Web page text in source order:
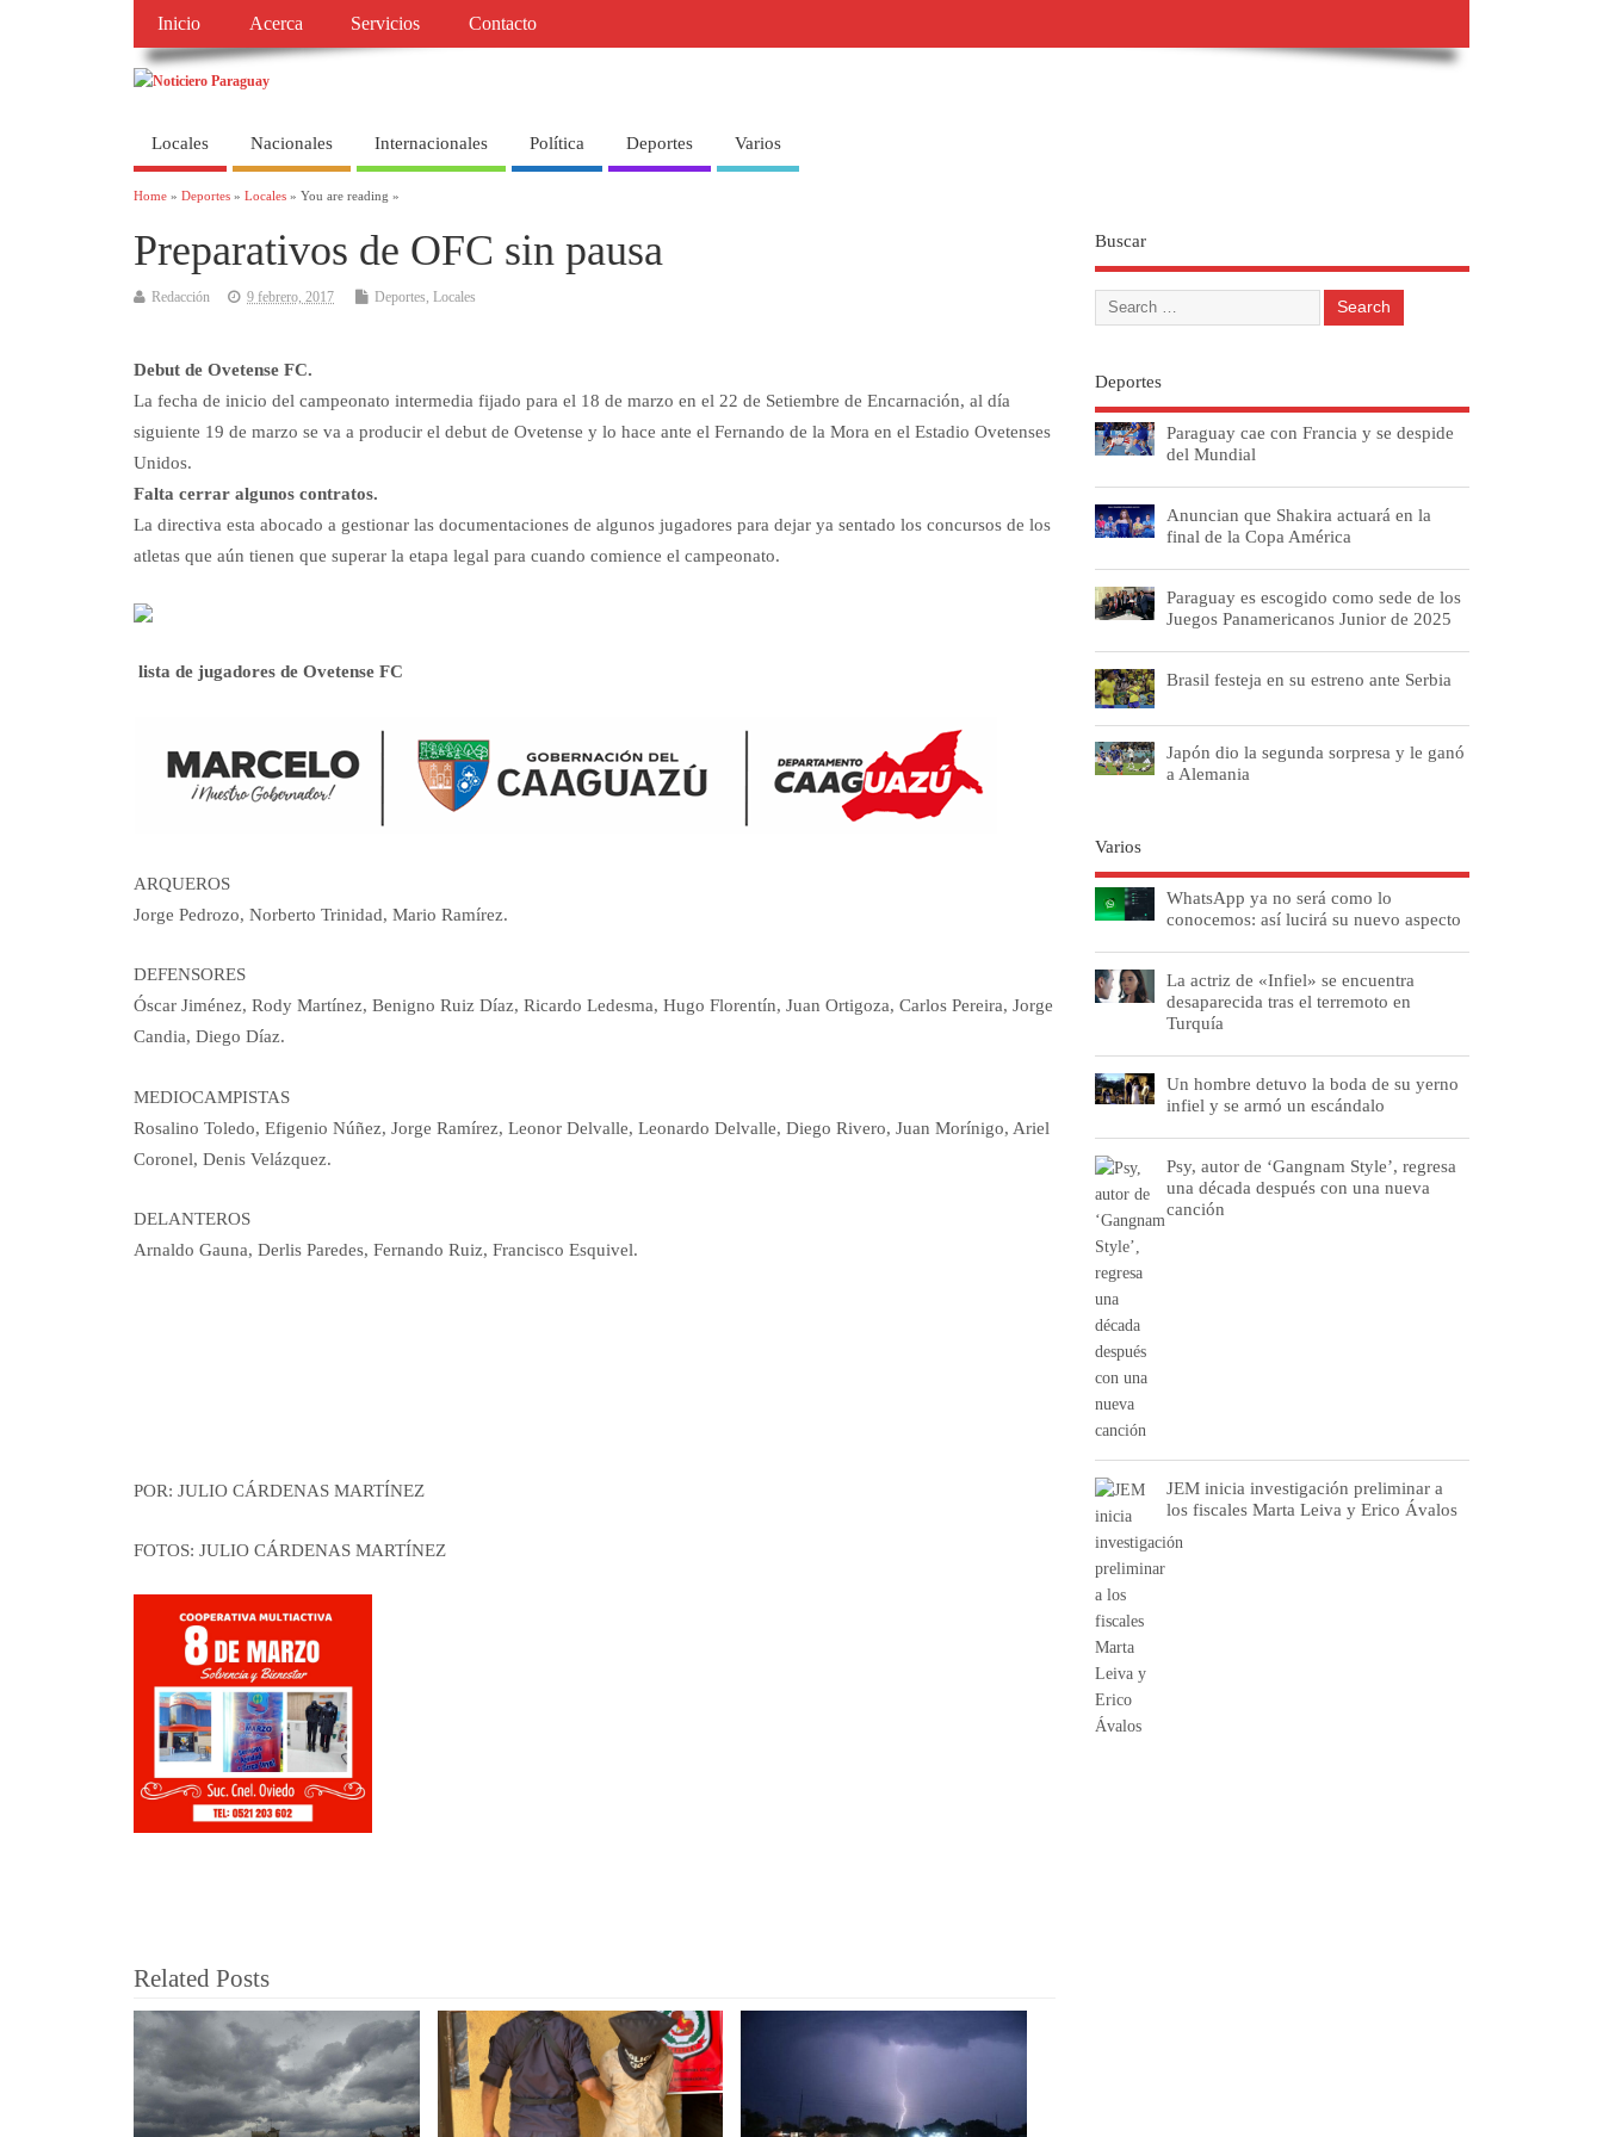
Inicio Acerca Servicios Contacto
Locales Nacionales Internacionales Política Deportes Varios
Home » Deportes » Locales » You are reading »
Preparativos de OFC sin pausa
Redacción 9 febrero, 2017 Deportes, Locales
Debut de Ovetense FC.
La fecha de inicio del campeonato intermedia fijado para el 18 de marzo en el 22 de Setiembre de Encarnación, al día
siguiente 19 de marzo se va a producir el debut de Ovetense y lo hace ante el Fernando de la Mora en el Estadio Ovetenses
Unidos.
Falta cerrar algunos contratos.
La directiva esta abocado a gestionar las documentaciones de algunos jugadores para dejar ya sentado los concursos de los
atletas que aún tienen que superar la etapa legal para cuando comience el campeonato.
lista de jugadores de Ovetense FC
ARQUEROS
Jorge Pedrozo, Norberto Trinidad, Mario Ramírez.
DEFENSORES
Óscar Jiménez, Rody Martínez, Benigno Ruiz Díaz, Ricardo Ledesma, Hugo Florentín, Juan Ortigoza, Carlos Pereira, Jorge
Candia, Diego Díaz.
MEDIOCAMPISTAS
Rosalino Toledo, Efigenio Núñez, Jorge Ramírez, Leonor Delvalle, Leonardo Delvalle, Diego Rivero, Juan Morínigo, Ariel
Coronel, Denis Velázquez.
DELANTEROS
Arnaldo Gauna, Derlis Paredes, Fernando Ruiz, Francisco Esquivel.
POR: JULIO CÁRDENAS MARTÍNEZ
FOTOS: JULIO CÁRDENAS MARTÍNEZ
Related Posts
Buscar
Deportes
Paraguay cae con Francia y se despide
del Mundial
Anuncian que Shakira actuará en la
final de la Copa América
Paraguay es escogido como sede de los
Juegos Panamericanos Junior de 2025
Brasil festeja en su estreno ante Serbia
Japón dio la segunda sorpresa y le ganó
a Alemania
Varios
WhatsApp ya no será como lo
conocemos: así lucirá su nuevo aspecto
La actriz de «Infiel» se encuentra
desaparecida tras el terremoto en
Turquía
Un hombre detuvo la boda de su yerno
infiel y se armó un escándalo
Psy, autor de ‘Gangnam Style’, regresa
una década después con una nueva
canción
JEM inicia investigación preliminar a
los fiscales Marta Leiva y Erico Ávalos